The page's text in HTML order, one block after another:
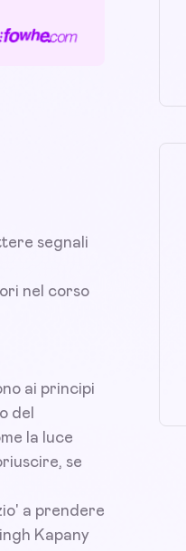
segnali
nel corso
ai principi
del
la luce
se
a prendere
Kapany